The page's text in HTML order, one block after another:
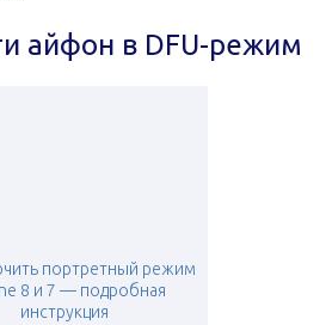
айфон в DFU-режим
портретный режим
8 и 7 — подробная
инструкция